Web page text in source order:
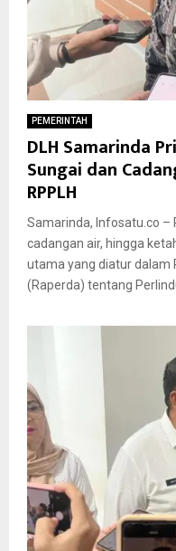
PEMERINTAH
DLH Samarinda
Sungai dan
RPPLH
Samarinda, Infosatu.co –
cadangan air, hingga
utama yang diatur dalam
(Raperda) tentang